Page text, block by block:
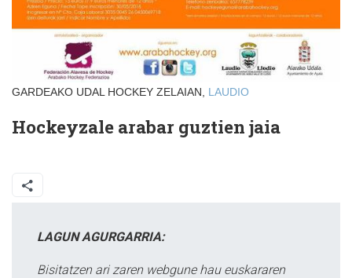
GARDEAKO UDAL HOCKEY ZELAIAN, LAUDIO
Hockeyzale arabar guztien jaia
LAGUN AGURGARRIA:
Bisitatzen ari zaren webgune hau euskararen